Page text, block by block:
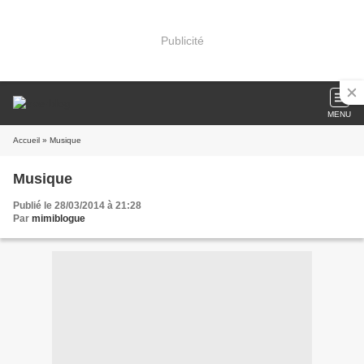
Publicité
MENU
Accueil » Musique
Musique
Publié le 28/03/2014 à 21:28
Par mimiblogue